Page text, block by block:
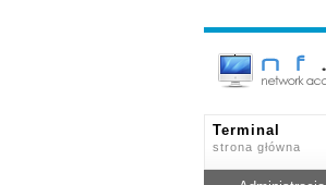
Terminal
strona główna